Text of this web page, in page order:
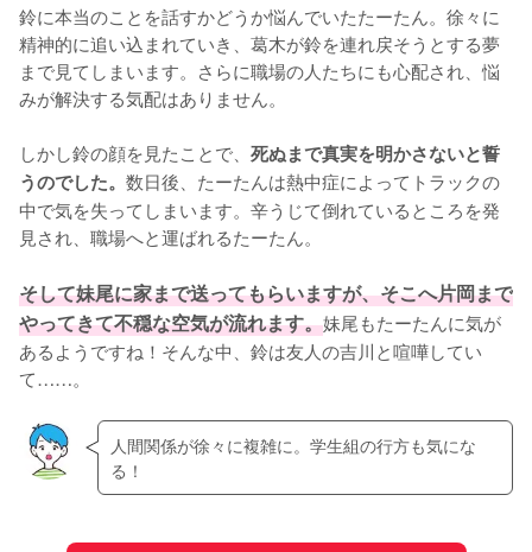
鈴に本当のことを話すかどうか悩んでいたたーたん。徐々に
精神的に追い込まれていき、葛木が鈴を連れ戻そうとする夢
まで見てしまいます。さらに職場の人たちにも心配され、悩
みが解決する気配はありません。
しかし鈴の顔を見たことで、 死ぬまで真実を明かさないと誓
うのでした。 数日後、たーたんは熱中症によってトラックの
中で気を失ってしまいます。辛うじて倒れているところを発
見され、職場へと運ばれるたーたん。
そして妹尾に家まで送ってもらいますが、そこへ片岡まで
やってきて不穏な空気が流れます。妹尾もたーたんに気が
あるようですね！そんな中、鈴は友人の吉川と喧嘩してい
て……。
人間関係が徐々に複雑に。学生組の行方も気にな
る！